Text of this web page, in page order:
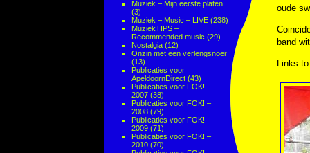
Muziek – Mijn eerste platen
(3)
Muziek – Music – LIVE (238)
MuziekTIPS –
Recommended music (29)
Nostalgia (12)
Onzin met een verlengsnoer
(13)
Publicaties voor
ApeldoornDirect (43)
Publicaties voor FOK! –
2007 (38)
Publicaties voor FOK! –
2008 (79)
Publicaties voor FOK! –
2009 (71)
Publicaties voor FOK! –
2010 (70)
oude
band
Links